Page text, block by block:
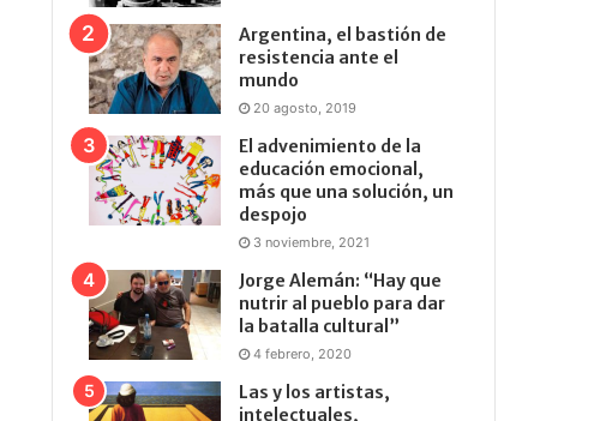
Argentina, el bastión de
resistencia ante el
mundo
20 agosto, 2019
El advenimiento de la
educación emocional,
más que una solución, un
despojo
3 noviembre, 2021
Jorge Alemán: “Hay que
nutrir al pueblo para dar
la batalla cultural”
4 febrero, 2020
Las y los artistas,
intelectuales,